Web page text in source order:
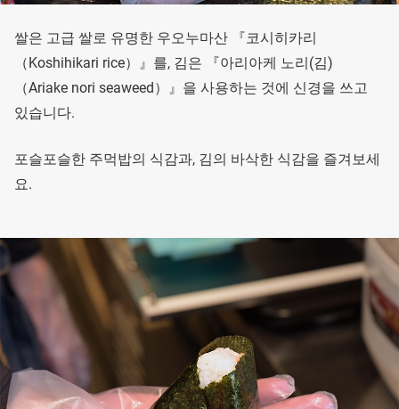
쌀은 고급 쌀로 유명한 우오누마산 『코시히카리
（Koshihikari rice）』를, 김은 『아리아케 노리(김)
（Ariake nori seaweed）』을 사용하는 것에 신경을 쓰고
있습니다.
포슬포슬한 주먹밥의 식감과, 김의 바삭한 식감을 즐겨보세
요.